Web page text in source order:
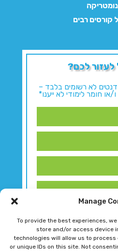
Manage
To provide the best experiences,
store and/or access device
technologies will allow us to
or unique IDs on this site. Not
קורסים רבים
לעזור לכם?
לא רשומים בלבד –
או חומר לימודי לא ייענו*